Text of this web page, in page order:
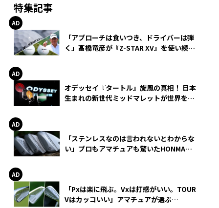
特集記事
「アプローチは食いつき、ドライバーは弾
く」髙橋竜彦が『Z-STAR XV』を使い続け
オデッセイ『タートル』旋風の真相！ 日本
生まれの新世代ミッドマレットが世界を席
「ステンレスなのは言われないとわからな
い」プロもアマチュアも驚いたHONMA
「Pxは楽に飛ぶ。Vxは打感がいい。TOUR
Vはカッコいい」アマチュアが選ぶ